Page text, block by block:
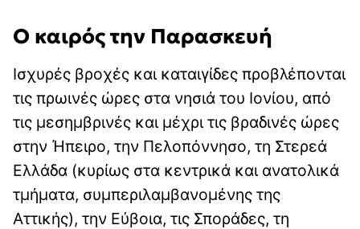
Ο καιρός την Παρασκευή
Ισχυρές βροχές και καταιγίδες προβλέπονται
τις πρωινές ώρες στα νησιά του Ιονίου, από
τις μεσημβρινές και μέχρι τις βραδινές ώρες
στην Ήπειρο, την Πελοπόννησο, τη Στερεά
Ελλάδα (κυρίως στα κεντρικά και ανατολικά
τμήματα, συμπεριλαμβανομένης της
Αττικής), την Εύβοια, τις Σποράδες, τη